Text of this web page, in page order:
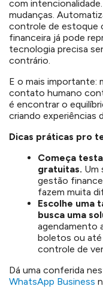
com
mudanças.
controle de estoque
financeira já pode
tecnologia precisa
contrário.
E o mais importante:
contato humano
é encontrar o
criando experiências
Dicas práticas pro
Começa
gratuitas. Um
gestão
fazem muita
Escolhe uma
busca uma
agendamento
boletos ou até
controle de
Dá uma conferida
WhatsApp Business